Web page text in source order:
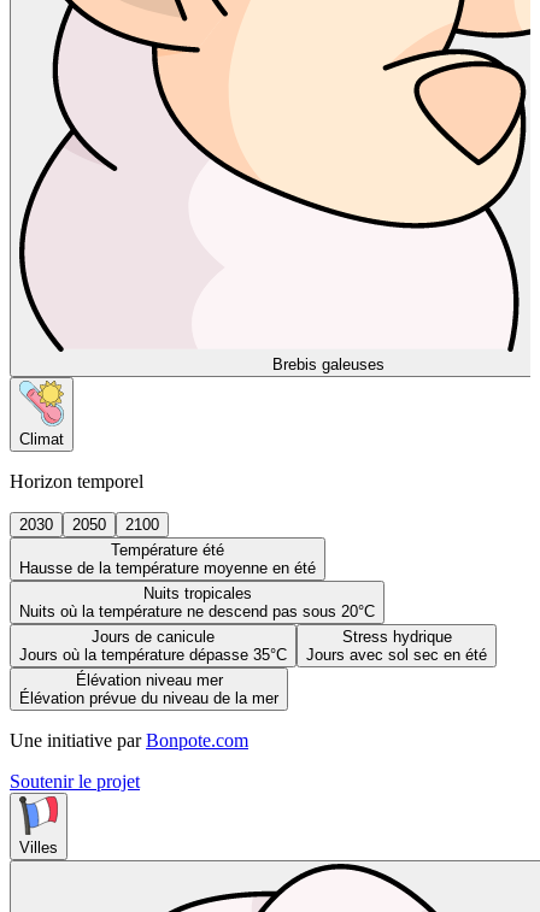
Brebis galeuses
Climat
Horizon temporel
2030 2050
2100
Température été
Hausse de la température moyenne en été
Nuits tropicales
Nuits où la température ne descend pas sous 20°C
Jours de canicule
Jours où la température dépasse 35°C
Stress hydrique
Jours avec sol sec en été
Élévation niveau mer
Élévation prévue du niveau de la mer
Une initiative par Bonpote.com
Soutenir le projet
Villes